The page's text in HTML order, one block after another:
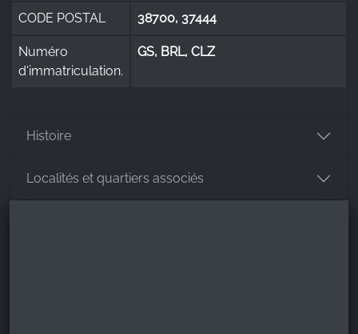
CODE POSTAL 38700, 37444
Numéro
d'immatriculation.
GS, BRL, CLZ
Histoire
Localités et quartiers associés